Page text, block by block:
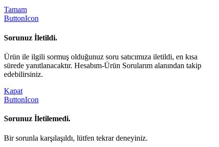
Tamam
ButtonIcon
Sorunuz İletildi.
Ürün ile ilgili sormuş olduğunuz soru satıcımıza iletildi, en kısa
sürede yanıtlanacaktır. Hesabım-Ürün Sorularım alanından takip
edebilirsiniz.
Kapat
ButtonIcon
Sorunuz İletilemedi.
Bir sorunla karşılaşıldı, lütfen tekrar deneyiniz.